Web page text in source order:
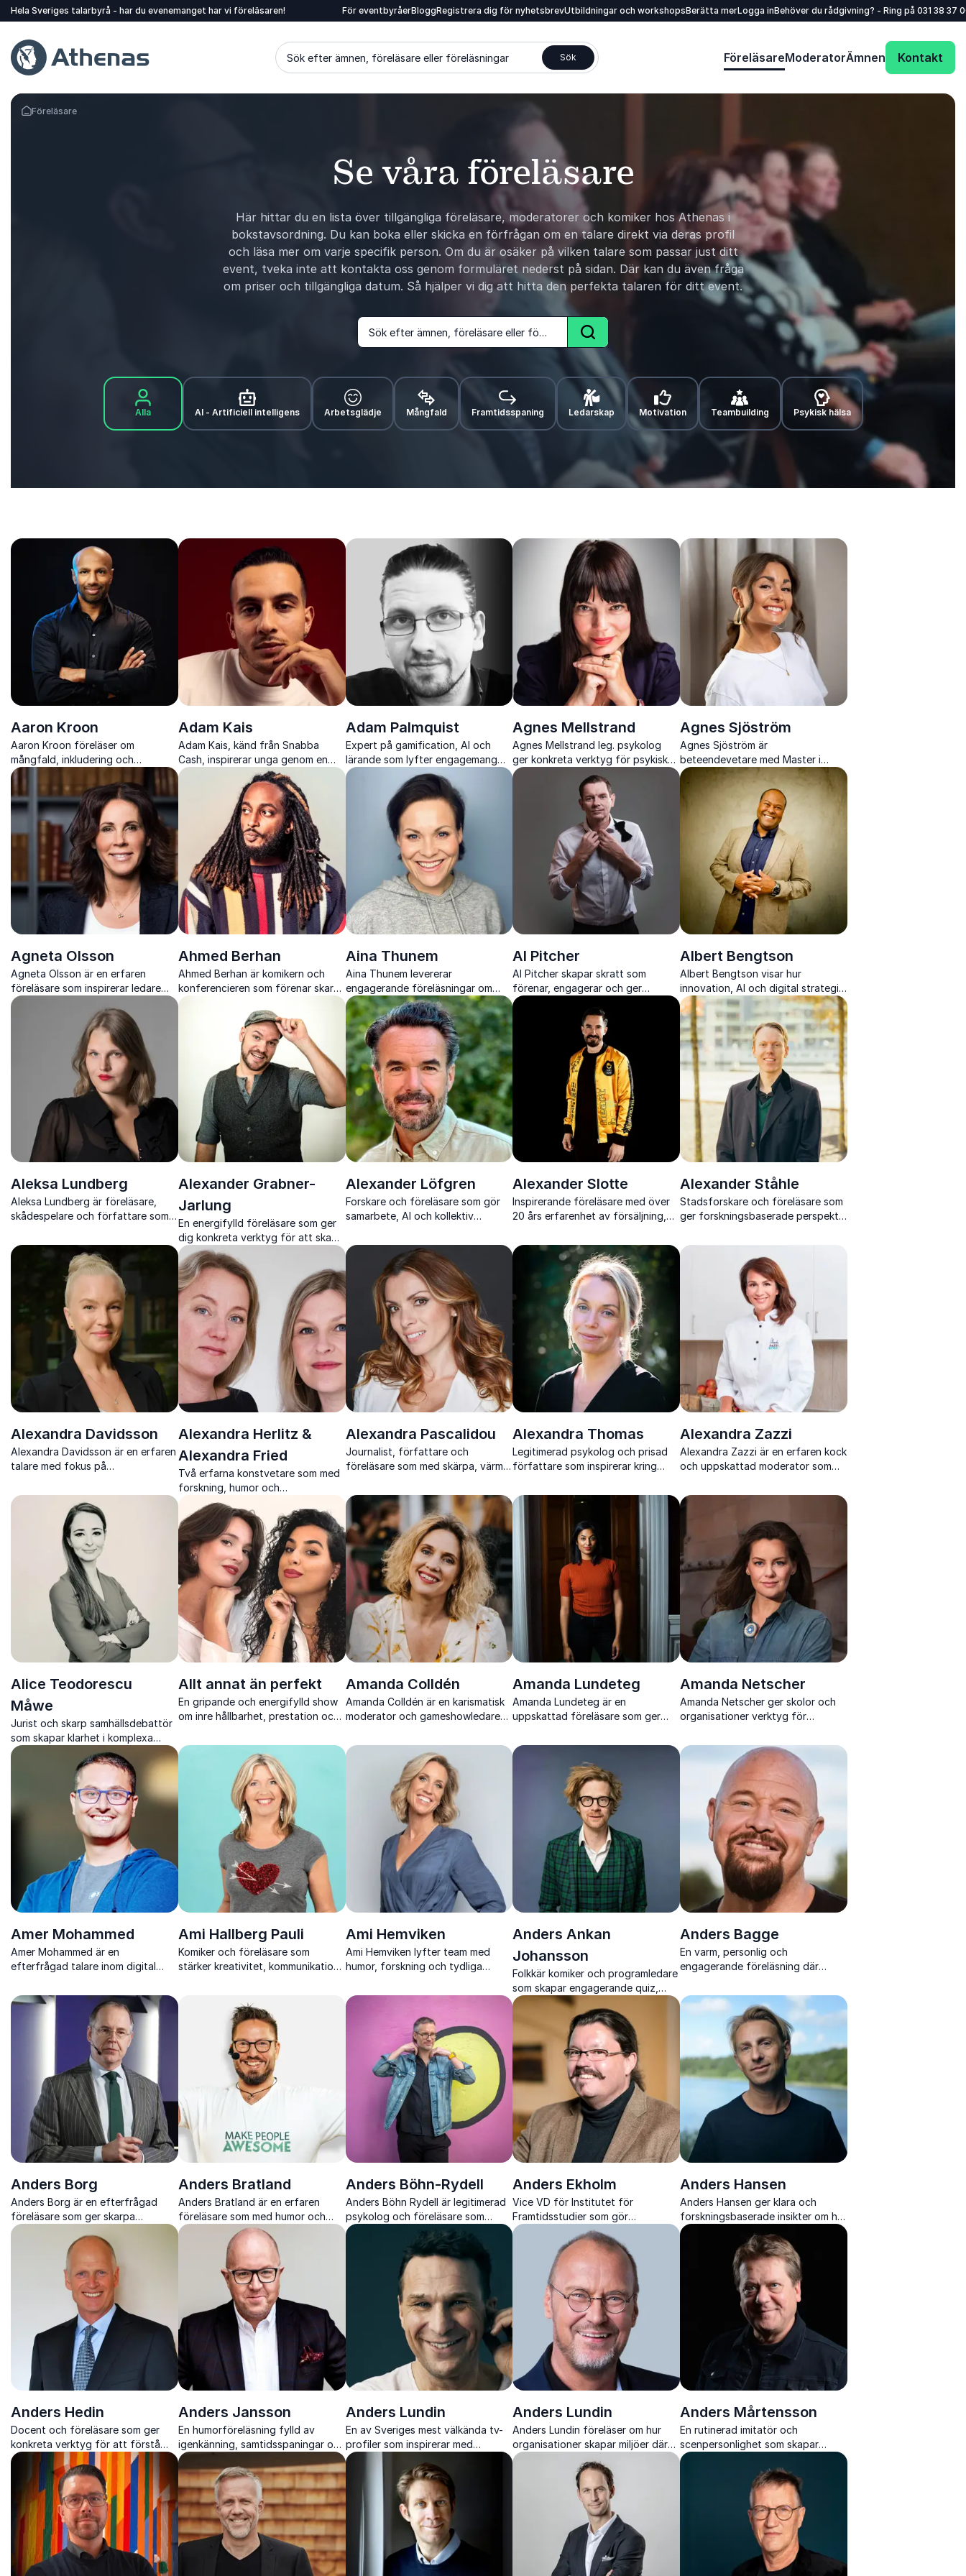
Hela Sveriges talarbyrå - har du evenemanget har vi föreläsaren! För eventbyråerBloggRegistrera dig för nyhetsbrevUtbildningar och workshopsBerätta merLogga inBehöver du rådgivning? - Ring på 031 38 37
Sök efter ämnen, föreläsare eller föreläsningar Sök FöreläsareModeratorÄmnen Kontakt
Gå tillbaka till startsidan
Föreläsare
Se våra föreläsare
Här hittar du en lista över tillgängliga föreläsare, moderatorer och komiker hos Athenas i
bokstavsordning. Du kan boka eller skicka en förfrågan om en talare direkt via deras profil
och läsa mer om varje specifik person. Om du är osäker på vilken talare som passar just ditt
event, tveka inte att kontakta oss genom formuläret nederst på sidan. Där kan du även fråga
om priser och tillgängliga datum. Så hjälper vi dig att hitta den perfekta talaren för ditt event.
Sök efter ämnen, föreläsare eller föreläsningar Sök
Alla AI - Artificiell intelligens Arbetsglädje Mångfald Framtidsspaning Ledarskap Motivation Teambuilding Psykisk hälsa
Aaron Kroon
Aaron Kroon föreläser om
mångfald, inkludering och
förändringsarbete med skärpa,
mod och personliga insikter.
Adam Kais
Adam Kais, känd från Snabba
Cash, inspirerar unga genom en
stark och verklighetsnära
Adam Palmquist
Expert på gamification, AI och
lärande som lyfter engagemang
och resultat.
Agnes Mellstrand
Agnes Mellstrand leg. psykolog
ger konkreta verktyg för psykisk
hälsa och tryggare arbetsmiljöer.
Agnes Sjöström
Agnes Sjöström är
beteendevetare med Master i
ledarskaps- och
organisationspsykologi. I tre år har
hon drivit Sveriges största
psykologipodd: Lyckopodden.
Agneta Olsson
Agneta Olsson är en erfaren
föreläsare som inspirerar ledare
att skapa tillväxt och navigera
förändring med mod och tydlighet.
Ahmed Berhan
Ahmed Berhan är komikern och
konferencieren som förenar skarp
humor med närvaro och
Aina Thunem
Aina Thunem levererar
engagerande föreläsningar om
kommunikation och arbetskultur
med praktiska verktyg som skapar
verklig förändring.
Al Pitcher
Al Pitcher skapar skratt som
förenar, engagerar och ger
publiken ny energi genom
igenkänningshumor med perfekt
Albert Bengtson
Albert Bengtson visar hur
innovation, AI och digital strategi
blir konkret handling i
organisationer som vill ligga steget
före
Aleksa Lundberg
Aleksa Lundberg är föreläsare,
skådespelare och författare som
på könsnormer, identitet och
inkludering
Alexander Grabner-
Jarlung
En energifylld föreläsare som ger
dig konkreta verktyg för att skapa
tydliga, engagerande och
minnesvärda presentationer och
tal.
Alexander Löfgren
Forskare och föreläsare som gör
samarbete, AI och kollektiv
och relevant i vardagens arbete.
Alexander Slotte
Inspirerande föreläsare med över
20 års erfarenhet av försäljning,
affärer som skapar resultat genom
relationer
Alexander Ståhle
Stadsforskare och föreläsare som
ger forskningsbaserade perspektiv
städer
Alexandra Davidsson
Alexandra Davidsson är en erfaren
talare med fokus på
och omställning i praktiken.
Alexandra Herlitz &
Alexandra Fried
Två erfarna konstvetare som med
forskning, humor och
berättarglädje gör konsthistoria
levande för en bred publik.
Alexandra Pascalidou
Journalist, författare och
föreläsare som med skärpa, värme
i samhällsfrågor som berör.
Alexandra Thomas
Legitimerad psykolog och prisad
författare som inspirerar kring
arbetsplatser
Alexandra Zazzi
Alexandra Zazzi är en erfaren kock
och uppskattad moderator som
samtal om mat, hälsa och
livsbalans.
Alice Teodorescu
Måwe
Jurist och skarp samhällsdebattör
som skapar klarhet i komplexa
värderings och intressekonflikter.
Allt annat än perfekt
En gripande och energifylld show
om inre hållbarhet, prestation och
Sebdani.
Amanda Colldén
Amanda Colldén är en karismatisk
moderator och gameshowledare
charm engagerar publiken i alla
typer av event.
Amanda Lundeteg
Amanda Lundeteg är en
uppskattad föreläsare som ger
ledarskap och hur inkluderande
arbetsplatser skapas i praktiken.
Amanda Netscher
Amanda Netscher ger skolor och
organisationer verktyg för
miljöer med djup kunskap och stark
närvaro.
Amer Mohammed
Amer Mohammed är en
efterfrågad talare inom digital
organisationer verktyg att växa,
leda och förbli relevanta.
Ami Hallberg Pauli
Komiker och föreläsare som
stärker kreativitet, kommunikation
Ami Hemviken
Ami Hemviken lyfter team med
humor, forskning och tydliga
ledarskap och arbetsglädje.
Anders Ankan
Johansson
Folkkär komiker och programledare
som skapar engagerande quiz,
humor och interaktiv underhållning
för alla typer av publik.
Anders Bagge
En varm, personlig och
engagerande föreläsning där
bakom musiken, motgångarna och
drivkraften framåt.
Anders Borg
Anders Borg är en efterfrågad
föreläsare som ger skarpa
perspektiv på ekonomi, teknik,
geopolitik och hur organisationer
kan förbereda sig för framtiden.
Anders Bratland
Anders Bratland är en erfaren
föreläsare som med humor och
skärpa visar hur förändring,
ledarskap och kollektiv intelligens
skapar starkare organisationer.
Anders Böhn-Rydell
Anders Böhn Rydell är legitimerad
psykolog och föreläsare som
stärker team, kommunikation och
psykologisk trygghet med värme,
humor och praktiska metoder.
Anders Ekholm
Vice VD för Institutet för
Framtidsstudier som gör
framtidsanalys, teknik och
demografi begripligt, relevant och
direkt användbart.
Anders Hansen
Anders Hansen ger klara och
forskningsbaserade insikter om hur
vi stärker hjärnan, hanterar stress
och förstår våra psykologiska
Anders Hedin
Docent och föreläsare som ger
konkreta verktyg för att förstå
hjärnan, minska stress och
förebygga oro i arbetsliv och
vardag.
Anders Jansson
En humorföreläsning fylld av
igenkänning, samtidsspaningar och
skratt som stannar kvar långt efter
applåderna
Anders Lundin
En av Sveriges mest välkända tv-
profiler som inspirerar med
berättelser om mod, livsresor och
att våga gå sin egen väg.
Anders Lundin
Anders Lundin föreläser om hur
organisationer skapar miljöer där
människor tar ansvar, samarbetar
klokt och presterar hållbart under
Anders Mårtensson
En rutinerad imitatör och
scenpersonlighet som skapar
värme, humor och igenkänning på